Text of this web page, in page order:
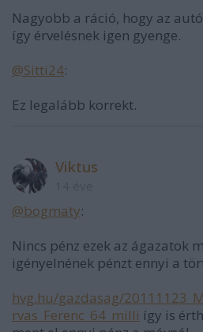
Nagyobb a ráció, hogy az
így érvelésnek igen gyenge.
@Sitti24:
Ez legalább korrekt.
Viktus
@bogmaty:
Nincs pénz ezek az ágazatok
igényelnének pénzt ennyi a
hvg.hu/gazdasag/
rvas_Ferenc_64_milli így is